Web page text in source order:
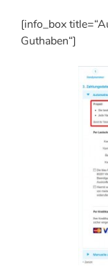
[info_box
Guthaben“]